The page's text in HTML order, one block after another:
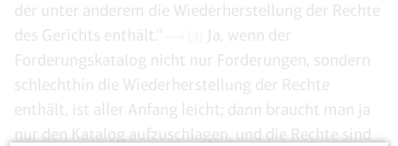
der unter anderem die Wiederherstellung der Rechte
des Gerichts enthält.“
Ja, wenn der
Forderungskatalog nicht nur Forderungen, sondern
schlechthin die Wiederherstellung der Rechte
enthält, ist aller Anfang leicht; dann braucht man ja
nur den Katalog aufzuschlagen, und die Rechte sind